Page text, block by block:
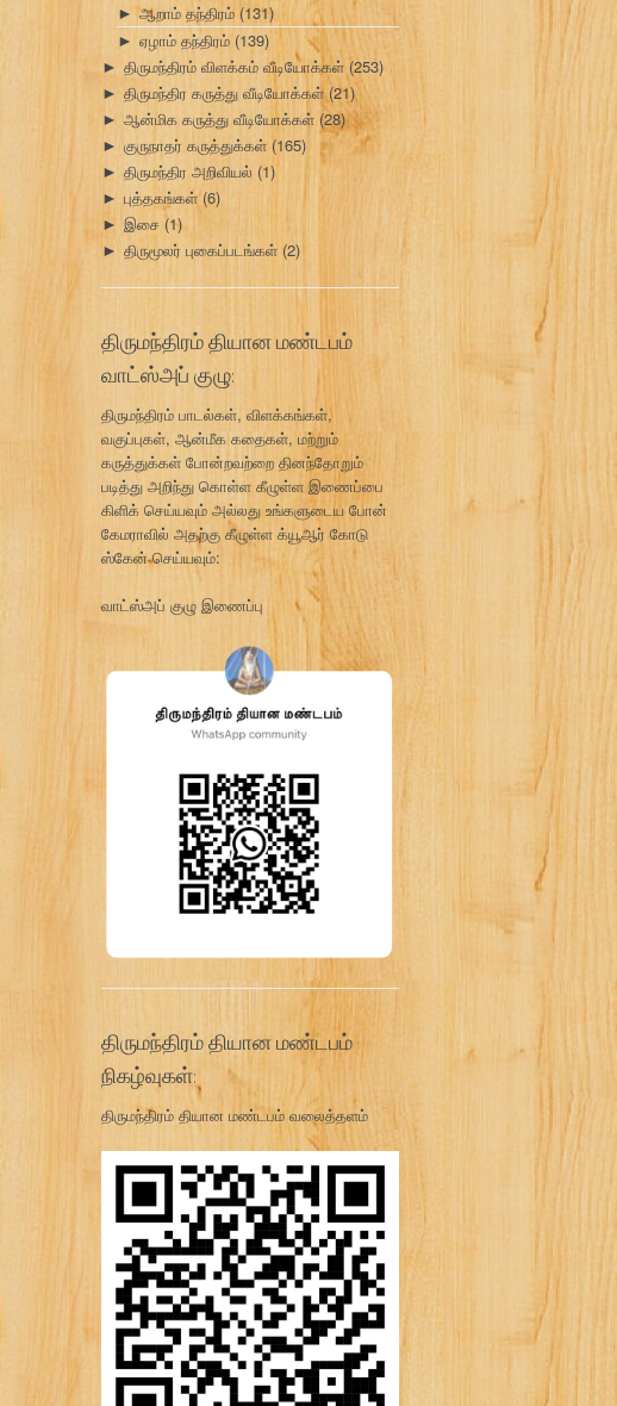
► ஆறாம் தந்திரம் (131)
► ஏழாம் தந்திரம் (139)
► திருமந்திரம் விளக்கம் வீடியோக்கள் (253)
► திருமந்திர கருத்து வீடியோக்கள்(21)
► ஆன்மிக கருத்து வீடியோக்கள் (28)
► குருநாதர் கருத்துக்கள் (165)
► திருமந்திர அறிவியல் (1)
► புத்தகங்கள் (6)
► இசை (1)
► திருமூலர் புகைப்படங்கள் (2)
திருமந்திரம் தியான மண்டபம்
வாட்ஸ்அப் குழு:
திருமந்திரம் பாடல்கள், விளக்கங்கள்,
வகுப்புகள், ஆன்மீக கதைகள், மற்றும்
கருத்துக்கள் போன்றவற்றை தினந்தோறும்
படித்து அறிந்து கொள்ள கீழுள்ள இணைப்பை
கிளிக் செய்யவும் அல்லது உங்களுடைய போன்
கேமராவில் அதற்கு கீழுள்ள க்யூஆர் கோடு
ஸ்கேன் செய்யவும்:
வாட்ஸ்அப் குழு இணைப்பு
திருமந்திரம் தியான மண்டபம்
நிகழ்வுகள்:
திருமந்திரம் தியான மண்டபம் வலைத்தளம்